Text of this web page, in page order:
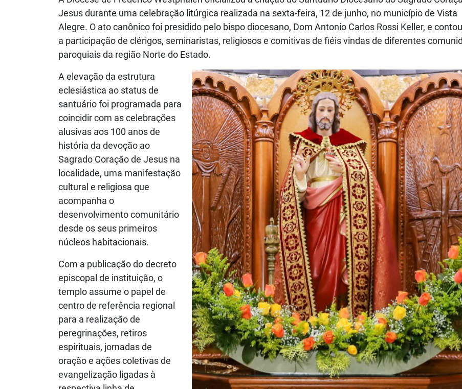
Jesus durante uma celebração litúrgica realizada na sexta-feira, 12 de junho, no município de Vista
Alegre. O ato canônico foi presidido pelo bispo diocesano, Dom Antonio Carlos Rossi Keller, e
a participação de clérigos, seminaristas, religiosos e comitivas de fiéis vindas de diferentes
paroquiais da região Norte do Estado.
A elevação da estrutura
eclesiástica ao status de
santuário foi programada para
coincidir com as celebrações
alusivas aos 100 anos de
história da devoção ao
Sagrado Coração de Jesus na
localidade, uma manifestação
cultural e religiosa que
acompanha o
desenvolvimento comunitário
desde os seus primeiros
núcleos habitacionais.
Com a publicação do decreto
episcopal de instituição, o
templo assume o papel de
centro de referência regional
para a realização de
peregrinações, retiros
espirituais, jornadas de
oração e ações coletivas de
evangelização ligadas à